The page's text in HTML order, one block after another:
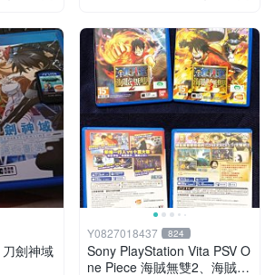
劍神域
Y0827018437 824
Sony PlayStation Vita PSV O
ne Piece 海賊無雙2、海賊無